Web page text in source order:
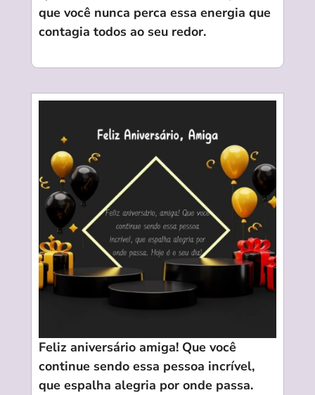
que você nunca perca essa energia que
contagia todos ao seu redor.
Feliz aniversário amiga! Que você
continue sendo essa pessoa incrível,
que espalha alegria por onde passa.